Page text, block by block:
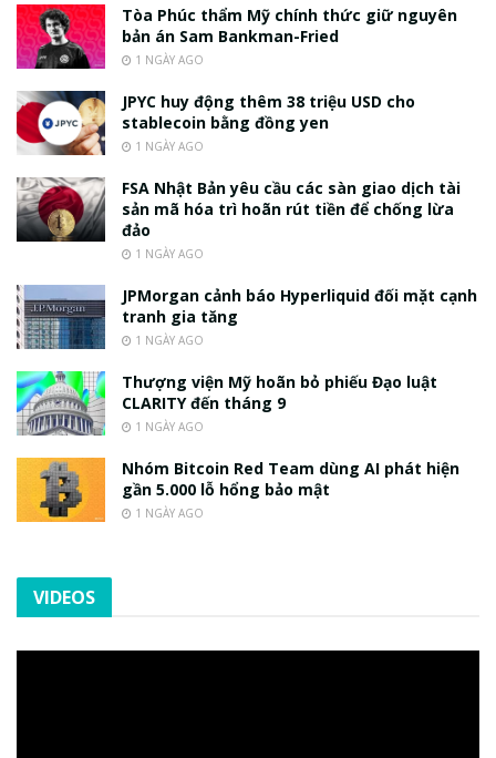
Tòa Phúc thẩm Mỹ chính thức giữ nguyên
bản án Sam Bankman-Fried
1 NGÀY AGO
JPYC huy động thêm 38 triệu USD cho
stablecoin bằng đồng yen
1 NGÀY AGO
FSA Nhật Bản yêu cầu các sàn giao dịch tài
sản mã hóa trì hoãn rút tiền để chống lừa
đảo
1 NGÀY AGO
JPMorgan cảnh báo Hyperliquid đối mặt cạnh
tranh gia tăng
1 NGÀY AGO
Thượng viện Mỹ hoãn bỏ phiếu Đạo luật
CLARITY đến tháng 9
1 NGÀY AGO
Nhóm Bitcoin Red Team dùng AI phát hiện
gần 5.000 lỗ hổng bảo mật
1 NGÀY AGO
VIDEOS